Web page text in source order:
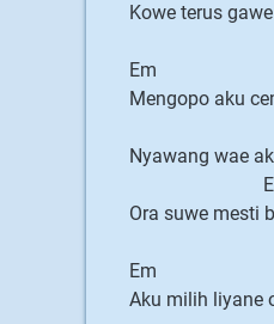
Kowe terus
Em
Mengopo aku
Nyawang wae
Ora suwe mesti
Em
Aku milih liyane